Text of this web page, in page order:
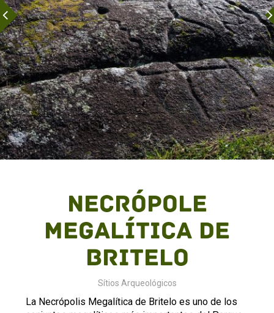
Necrópole
Megalítica de
Britelo
Sítios Arqueológicos
La Necrópolis Megalítica de Britelo es uno de los